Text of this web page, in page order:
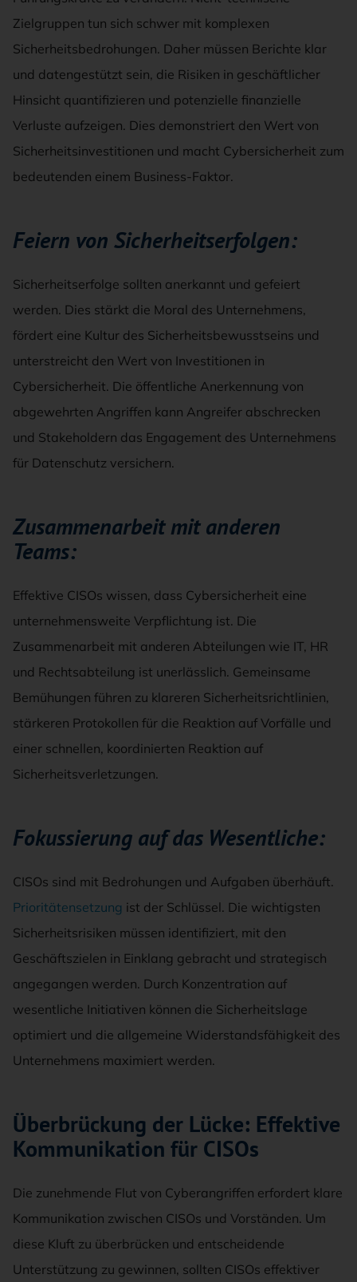
Zielgruppen tun sich schwer mit komplexen
Sicherheitsbedrohungen. Daher müssen Berichte klar
und datengestützt sein, die Risiken in geschäftlicher
Hinsicht quantifizieren und potenzielle finanzielle
Verluste aufzeigen. Dies demonstriert den Wert von
Sicherheitsinvestitionen und macht Cybersicherheit zum
bedeutenden einem Business-Faktor.
Feiern von Sicherheitserfolgen:
Sicherheitserfolge sollten anerkannt und gefeiert
werden. Dies stärkt die Moral des Unternehmens,
fördert eine Kultur des Sicherheitsbewusstseins und
unterstreicht den Wert von Investitionen in
Cybersicherheit. Die öffentliche Anerkennung von
abgewehrten Angriffen kann Angreifer abschrecken
und Stakeholdern das Engagement des Unternehmens
für Datenschutz versichern.
Zusammenarbeit mit anderen
Teams:
Effektive CISOs wissen, dass Cybersicherheit eine
unternehmensweite Verpflichtung ist. Die
Zusammenarbeit mit anderen Abteilungen wie IT, HR
und Rechtsabteilung ist unerlässlich. Gemeinsame
Bemühungen führen zu klareren Sicherheitsrichtlinien,
stärkeren Protokollen für die Reaktion auf Vorfälle und
einer schnellen, koordinierten Reaktion auf
Sicherheitsverletzungen.
Fokussierung auf das Wesentliche:
CISOs sind mit Bedrohungen und Aufgaben überhäuft.
Prioritätensetzung ist der Schlüssel. Die wichtigsten
Sicherheitsrisiken müssen identifiziert, mit den
Geschäftszielen in Einklang gebracht und strategisch
angegangen werden. Durch Konzentration auf
wesentliche Initiativen können die Sicherheitslage
optimiert und die allgemeine Widerstandsfähigkeit des
Unternehmens maximiert werden.
Überbrückung der Lücke: Effektive
Kommunikation für CISOs
Die zunehmende Flut von Cyberangriffen erfordert klare
Kommunikation zwischen CISOs und Vorständen. Um
diese Kluft zu überbrücken und entscheidende
Unterstützung zu gewinnen, sollten CISOs effektiver